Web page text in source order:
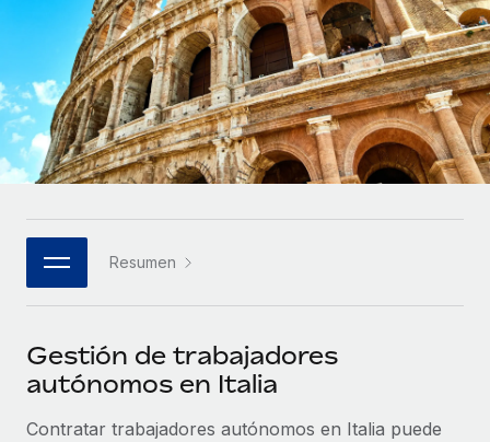
INFRAESTRUCTURA
Conexión Remote
Integra los RR. HH. en tus flujos de trabajo sin
complicaciones.
Plataforma
Funciones esenciales de RR. HH. integradas para tu
Conectar
Conecta cualquier herramienta de IA con Remote
Optimiza los procesos con herramientas empresariales
esenciales.
Mediana empresa
Amplía tu equipo con soluciones de RR. HH.
personalizadas.
Empresa
RR. HH. globales para grandes empresas.
ASOCIARSE
Socios tecnológicos estratégicos
Integra la gestión de los RR. HH. globales en tu
Asociarse
Descubre oportunidades de colaborar con nosotros.
Remote Build Próximamente
Guías y recursos
Casos prácticos
Glosario de RR. HH.
Listas de verificación y plantillas
Biblioteca de descripciones de puestos
Webinarios
Información sobre salarios y talento
Italiano
Português (Portugal)
日本語
한국어
中文（简体）Resumen
Gestión de trabajadores
autónomos en Italia
Contratar trabajadores autónomos en Italia puede